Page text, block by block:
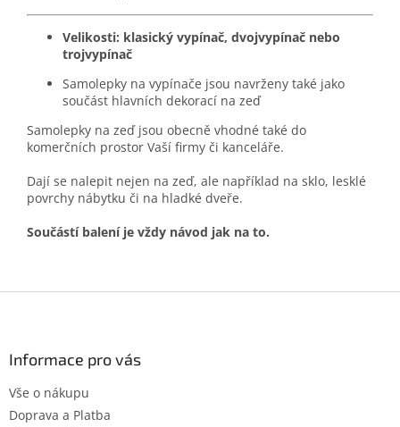
Velikosti: klasický vypínač, dvojvypínač nebo
trojvypínač
Samolepky na vypínače jsou navrženy také jako
součást hlavních dekorací na zeď
Samolepky na zeď jsou obecně vhodné také do
komerčních prostor Vaší firmy či kanceláře.
Dají se nalepit nejen na zeď, ale například na sklo, lesklé
povrchy nábytku či na hladké dveře.
Součástí balení je vždy návod jak na to.
Informace pro vás
Vše o nákupu
Doprava a Platba